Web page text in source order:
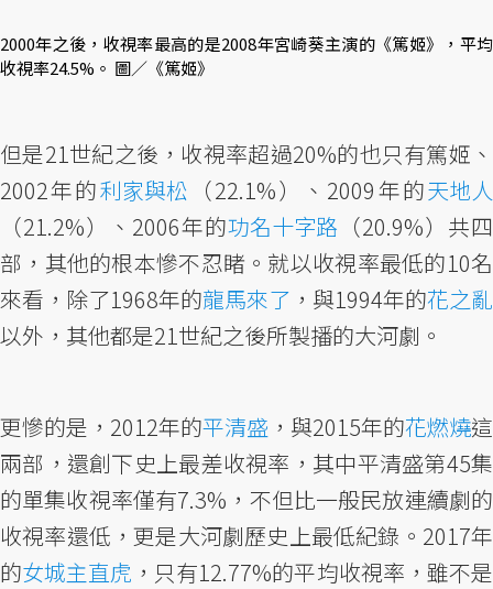
2000年之後，收視率最高的是2008年宮崎葵主演的《篤姬》，平均
收視率24.5%。 圖／《篤姬》
但是21世紀之後，收視率超過20%的也只有篤姬、
2002年的利家與松 （22.1%）、2009年的天地人
（21.2%）、2006年的功名十字路 （20.9%）共四
部，其他的根本慘不忍睹。就以收視率最低的10名
來看，除了1968年的龍馬來了 ，與1994年的花之亂
以外，其他都是21世紀之後所製播的大河劇。
更慘的是，2012年的平清盛 ，與2015年的花燃燒這
兩部，還創下史上最差收視率，其中平清盛第45集
的單集收視率僅有7.3%，不但比一般民放連續劇的
收視率還低，更是大河劇歷史上最低紀錄。2017年
的女城主直虎 ，只有12.77%的平均收視率，雖不是